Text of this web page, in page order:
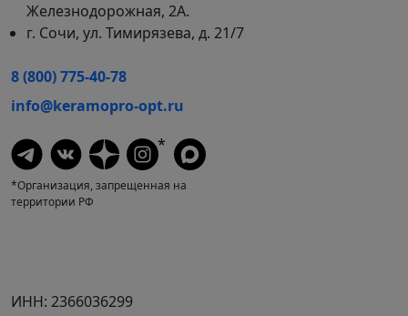
ИНН: 2366036299
Железнодорожная, 2А.
г. Сочи, ул. Тимирязева, д. 21/7
8 (800) 775-40-78
info@keramopro-opt.ru
*
*Организация, запрещенная на
территории РФ